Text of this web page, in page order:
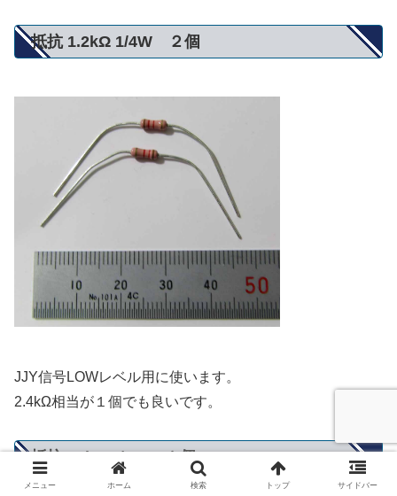
抵抗 1.2kΩ 1/4W ２個
JJY信号LOWレベル用に使います。
2.4kΩ相当が１個でも良いです。
抵抗 10kΩ 1/4W １個
メニュー ホーム 検索 トップ サイドバー